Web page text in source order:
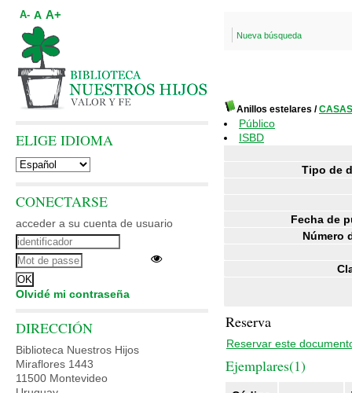
Nueva búsqueda
Anillos estelares /
Público
ISBD
Tipo de
Fecha de
Número
Reserva
Reservar este
Ejemplares(1)
A- A A+
ELIGE IDIOMA
CONECTARSE
acceder a su cuenta de usuario
Olvidé mi contraseña
DIRECCIÓN
Biblioteca Nuestros Hijos
Miraflores 1443
11500 Montevideo